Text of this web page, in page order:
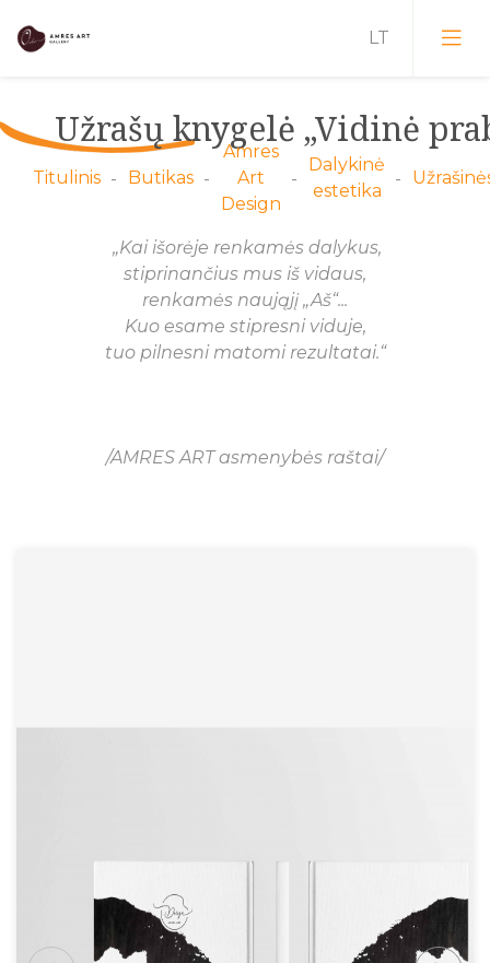
Renginiai
Plenerai
Dialogai
Konferencijos
Dizaineriai
Juvelyrai
Fotografai
Parodos
Virtualios parodos
Įvaizdžiai
Šilko batika
Akrilo drobės
Amres Art Silk
Užrašų knygelė „Vidinė
Titulinis Butikas
Amres
Art
Design
Dalykinė
estetika
„Kai išorėje renkamės dalykus,
stiprinančius mus iš vidaus,
renkamės naująjį „Aš“...
Kuo esame stipresni viduje,
tuo pilnesni matomi rezultatai.“
/AMRES ART asmenybės raštai/